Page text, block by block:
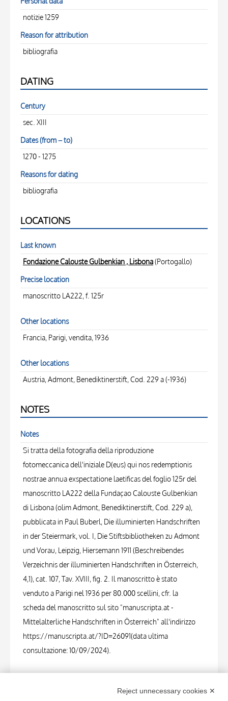
notizie 1259
Reason for attribution
bibliografia
DATING
Century
sec. XIII
Dates (from – to)
1270 - 1275
Reasons for dating
bibliografia
LOCATIONS
Last known
Fondazione Calouste Gulbenkian , Lisbona(Portogallo)
Precise location
manoscritto LA222, f. 125r
Other locations
Francia, Parigi, vendita, 1936
Other locations
Austria, Admont, Benediktinerstift, Cod. 229 a (-1936)
NOTES
Notes
Si tratta della fotografia della riproduzione
fotomeccanica dell'iniziale D(eus) qui nos redemptionis
nostrae annua exspectatione laetificas del foglio 125r del
manoscritto LA222 della Fundaçao Calouste Gulbenkian
di Lisbona (olim Admont, Benediktinerstift, Cod. 229 a),
pubblicata in Paul Buberl, Die illuminierten Handschriften
in der Steiermark, vol. I, Die Stiftsbibliotheken zu Admont
und Vorau, Leipzig, Hiersemann 1911 (Beschreibendes
Verzeichnis der illuminierten Handschriften in Österreich,
4,1), cat. 107, Tav. XVIII, fig. 2. Il manoscritto è stato
venduto a Parigi nel 1936 per 80.000 scellini, cfr. la
scheda del manoscritto sul sito "manuscripta.at -
Mittelalterliche Handschriften in Österreich" all'indirizzo
https://manuscripta.at/?ID=26091(data ultima
consultazione: 10/09/2024).
Reject unnecessary cookies ✕